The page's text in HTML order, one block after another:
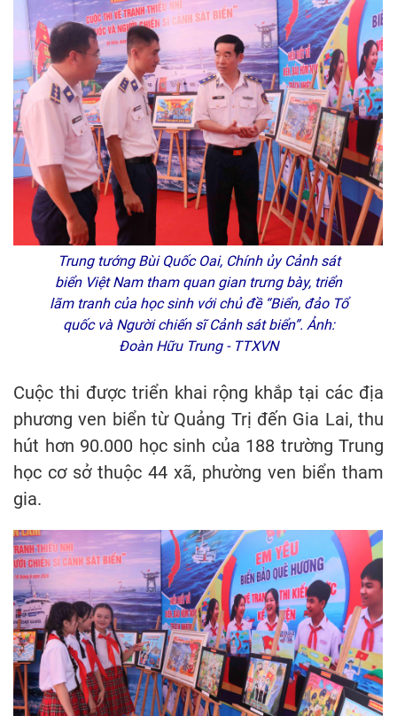
Trung tướng Bùi Quốc Oai, Chính ủy Cảnh sát
biển Việt Nam tham quan gian trưng bày, triển
lãm tranh của học sinh với chủ đề “Biển, đảo Tổ
quốc và Người chiến sĩ Cảnh sát biển”. Ảnh:
Đoàn Hữu Trung - TTXVN
Cuộc thi được triển khai rộng khắp tại các địa
phương ven biển từ Quảng Trị đến Gia Lai, thu
hút hơn 90.000 học sinh của 188 trường Trung
học cơ sở thuộc 44 xã, phường ven biển tham
gia.